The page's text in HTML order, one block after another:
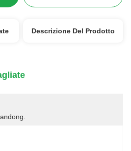
Descrizione Del Prodotto